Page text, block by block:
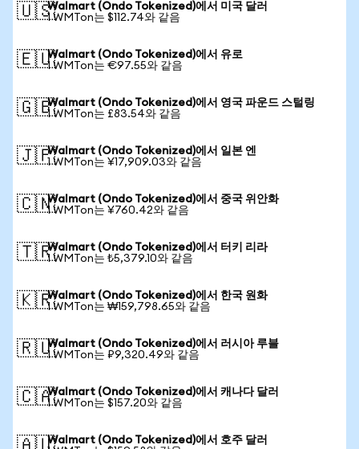
🇺🇸Walmart (Ondo Tokenized)에서 미국 달러
1 WMTon는 $112.74와 같음
🇪🇺Walmart (Ondo Tokenized)에서 유로
1 WMTon는 €97.55와 같음
🇬🇧Walmart (Ondo Tokenized)에서 영국 파운드 스털링
1 WMTon는 £83.54와 같음
🇯🇵Walmart (Ondo Tokenized)에서 일본 엔
1 WMTon는 ¥17,909.03와 같음
🇨🇳Walmart (Ondo Tokenized)에서 중국 위안화
1 WMTon는 ¥760.42와 같음
🇹🇷Walmart (Ondo Tokenized)에서 터키 리라
1 WMTon는 ₺5,379.10와 같음
🇰🇷Walmart (Ondo Tokenized)에서 한국 원화
1 WMTon는 ₩159,798.65와 같음
🇷🇺Walmart (Ondo Tokenized)에서 러시아 루블
1 WMTon는 ₽9,320.49와 같음
🇨🇦Walmart (Ondo Tokenized)에서 캐나다 달러
1 WMTon는 $157.20와 같음
Walmart (Ondo Tokenized)에서 호주 달러